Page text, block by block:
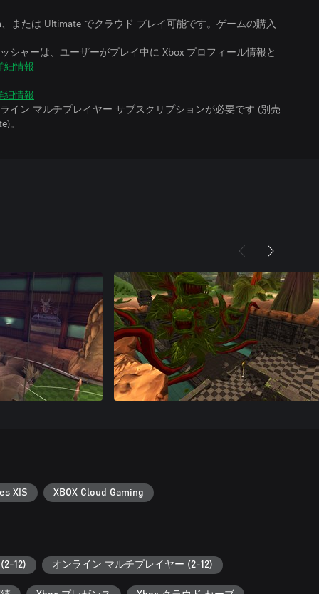
、または Ultimate でクラウド プレイ可能です。ゲームの購入
シャーは、ユーザーがプレイ中に Xbox プロフィール情報と
細情報
細情報
イン マルチプレイヤー サブスクリプションが必要です (別売
。
X|S XBOX Cloud Gaming
12) オンライン マルチプレイヤー (2-12)